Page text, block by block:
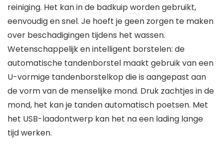
reiniging. Het kan in de badkuip worden gebruikt,
eenvoudig en snel. Je hoeft je geen zorgen te maken
over beschadigingen tijdens het wassen.
Wetenschappelijk en intelligent borstelen: de
automatische tandenborstel maakt gebruik van een
U-vormige tandenborstelkop die is aangepast aan
de vorm van de menselijke mond. Druk zachtjes in de
mond, het kan je tanden automatisch poetsen. Met
het USB-laadontwerp kan het na een lading lange
tijd werken.